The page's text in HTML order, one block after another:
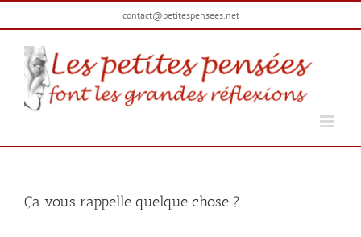
Passer
contact@petitespensees.net
Ça vous rappelle quelque chose ?